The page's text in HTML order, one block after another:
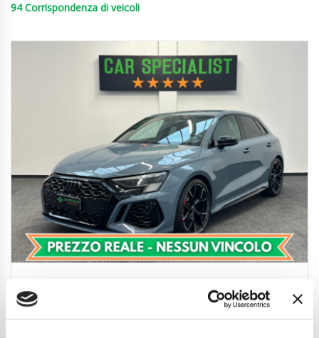
94 Corrispondenza di veicoli
BOLLO/SUPERBOLLO/TAGLIANDO PAGATI
51.850€